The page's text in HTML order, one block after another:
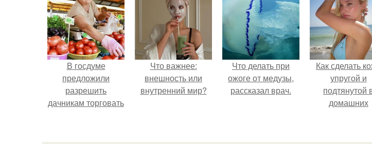
В госдуме
предложили
разрешить
дачникам торговать
в людных местах.
Что важнее:
внешность или
внутренний мир?
Что делать при
ожоге от медузы,
рассказал врач.
Как сделать
упругой и
подтянутой
домашних